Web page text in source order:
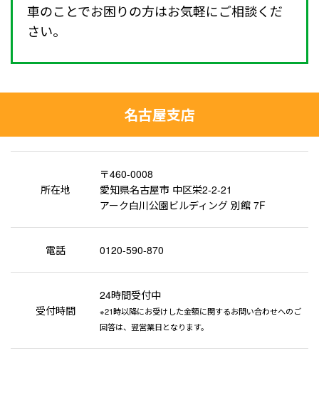
車のことでお困りの方はお気軽にご相談くだ
さい。
名古屋支店
所在地
〒460-0008
愛知県名古屋市 中区栄2-2-21
アーク白川公園ビルディング 別館 7F
電話 0120-590-870
受付時間
24時間受付中
※21時以降にお受けした金額に関するお問い合わせへのご
回答は、翌営業日となります。